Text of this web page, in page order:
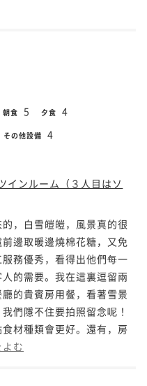
朝食 5 夕食 4
その他設備 4
インルーム（３人目はソ
，白雪皚皚，風景真的很
邊取暖邊燒棉花糖，又免
務優秀，看得出他們每一
的需要。我在這裏逗留兩
的貴賓房用餐，看著雪景
們隱不住要拍照留念呢！
材種類會更好。還有，房
む